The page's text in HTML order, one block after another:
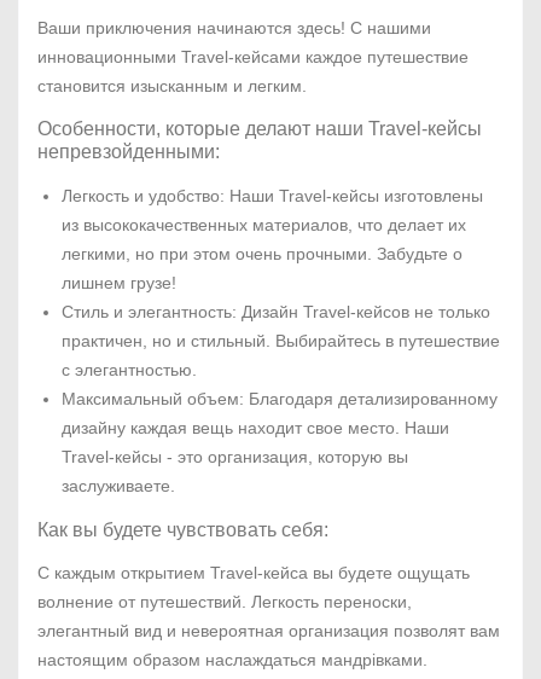
Ваши приключения начинаются здесь! С нашими
инновационными Travel-кейсами каждое путешествие
становится изысканным и легким.
Особенности, которые делают наши Travel-кейсы
непревзойденными:
Легкость и удобство: Наши Travel-кейсы изготовлены
из высококачественных материалов, что делает их
легкими, но при этом очень прочными. Забудьте о
лишнем грузе!
Стиль и элегантность: Дизайн Travel-кейсов не только
практичен, но и стильный. Выбирайтесь в путешествие
с элегантностью.
Максимальный объем: Благодаря детализированному
дизайну каждая вещь находит свое место. Наши
Travel-кейсы - это организация, которую вы
заслуживаете.
Как вы будете чувствовать себя:
С каждым открытием Travel-кейса вы будете ощущать
волнение от путешествий. Легкость переноски,
элегантный вид и невероятная организация позволят вам
настоящим образом наслаждаться мандрівками.